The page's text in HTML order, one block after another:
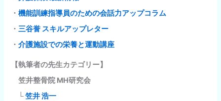
・機能訓練指導員のための会話力アップコラム
・三谷誉 スキルアップレター
・介護施設での栄養と運動講座
【執筆者の先生カテゴリー】
笠井整骨院 MH研究会
└笠井 浩一